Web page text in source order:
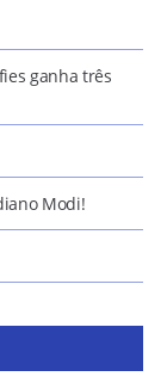
ganha três
Modi!